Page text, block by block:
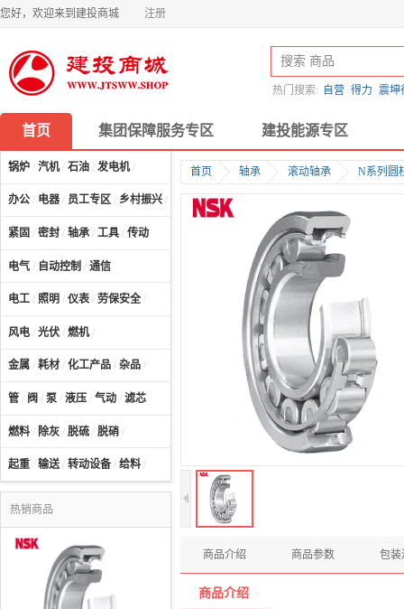
您好，欢迎来到建投商城 注册
热门搜索: 自营 得力 震坤
首页 集团保障服务专区 建投能源专区
锅炉 / 汽机/ 石油 / 发电机/
办公 / 电器 / 员工专区 / 乡村振兴 / 计算机及配件
紧固 / 密封 / 轴承 / 工具 / 传动
电气 / 自动控制 / 通信
电工 / 照明 / 仪表 / 劳保安全 /
风电 / 光伏 / 燃机/
金属 / 耗材 / 化工产品 / 杂品 /
管 / 阀 / 泵 / 液压 / 气动 / 滤芯
燃料 / 除灰 / 脱硫 / 脱硝 /
起重 / 输送/ 转动设备 / 给料 /
热销商品
首页 轴承 滚动轴承 N系列圆
商品介绍 商品参数 包装
商品介绍